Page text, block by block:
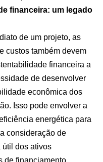
financeira: um legado
de um projeto, as
custos também devem
financeira a
de desenvolver
econômica dos
Isso pode envolver a
energética para
consideração de
útil dos ativos
de financiamento